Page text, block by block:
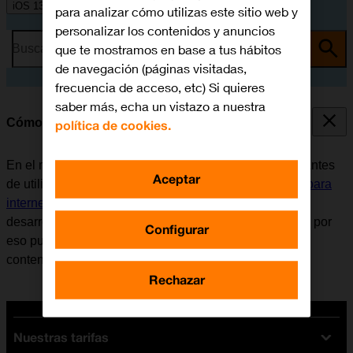
iOS 13.1
Busca por problema o tema
Cómo utilizar Facebook
En el móvil se puede utilizar la aplicación Facebook. Antes
de utilizar Facebook, es necesario
configurar el móvil para
internet
desarrollador de aplicaciones va actualizando la app y por
eso puede ser que no coincida exactamente con el
contenido de esta instrucción.
Nuestras tarifas
para analizar cómo utilizas este sitio web y
personalizar los contenidos y anuncios
que te mostramos en base a tus hábitos
de navegación (páginas visitadas,
frecuencia de acceso, etc) Si quieres
saber más, echa un vistazo a nuestra
política de cookies.
Configurar
Rechazar
Aceptar